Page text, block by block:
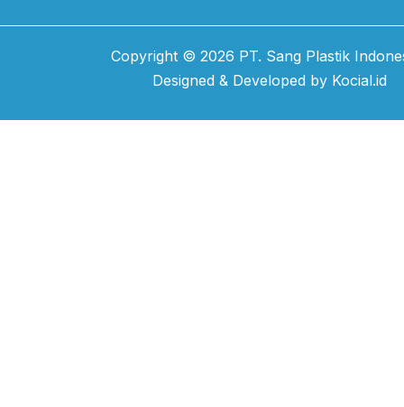
Copyright © 2026 PT. Sang Plastik
Designed & Developed by Kocial.id